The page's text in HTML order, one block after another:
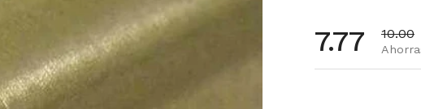
Precio
7.77 10.00